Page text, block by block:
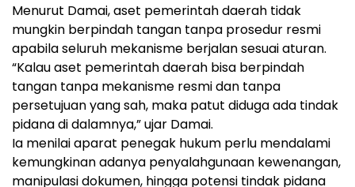
Menurut Damai, aset pemerintah daerah tidak
mungkin berpindah tangan tanpa prosedur resmi
apabila seluruh mekanisme berjalan sesuai aturan.
“Kalau aset pemerintah daerah bisa berpindah
tangan tanpa mekanisme resmi dan tanpa
persetujuan yang sah, maka patut diduga ada tindak
pidana di dalamnya,” ujar Damai.
Ia menilai aparat penegak hukum perlu mendalami
kemungkinan adanya penyalahgunaan kewenangan,
manipulasi dokumen, hingga potensi tindak pidana